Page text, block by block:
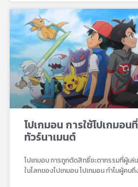
โปเกมอน การใช้โปเกมอ
ทัวร์นาเมนต์
โปเกมอน การถูกตัดสิทธิ์ชะตากรรมที่ผู้เ
ในโลกของโปเกมอน โปเกมอน ทำไมผู้คน